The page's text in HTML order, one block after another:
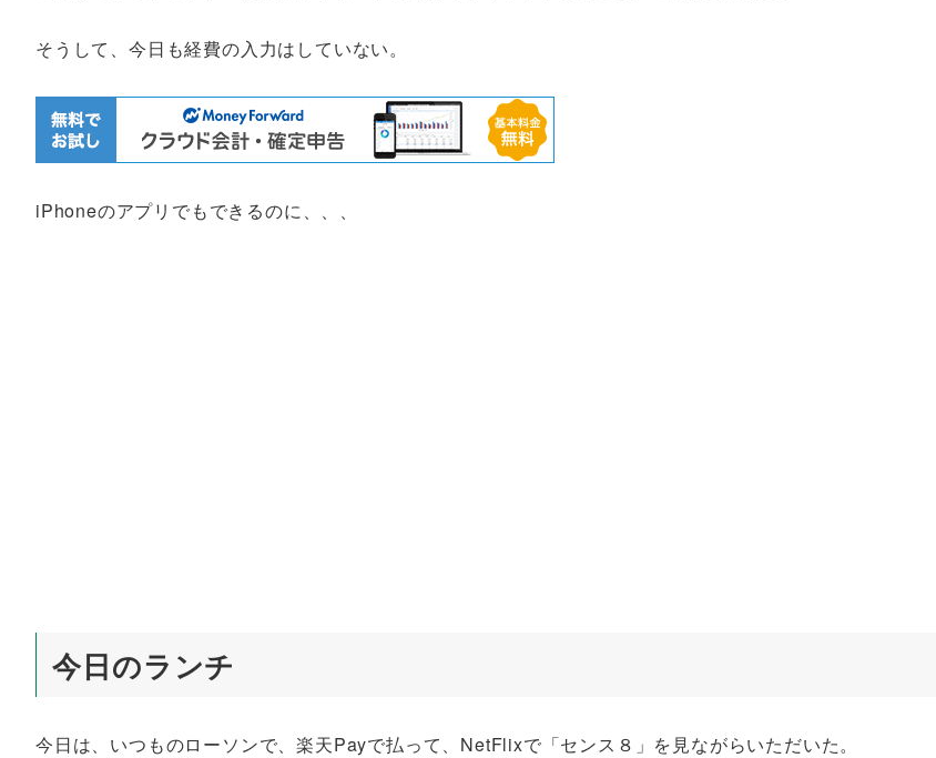
そうして、今日も経費の入力はしていない。
iPhoneのアプリでもできるのに、、、
今日のランチ
今日は、いつものローソンで、楽天Payで払って、NetFlixで「センス８」を見ながらいただいた。